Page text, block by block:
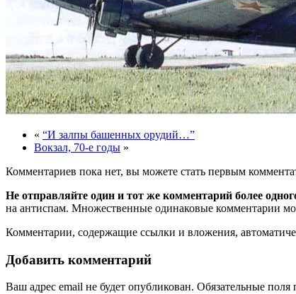
« “И залпы башенных орудий…”
Вокзал, 70-е годы »
Комментариев пока нет, вы можете стать первым
Не отправляйте один и тот же комментарий более
на антиспам. Множественные одинаковые комментарии
Комментарии, содержащие ссылки и вложения,
Добавить комментарий
Ваш адрес email не будет опубликован. Обязательные поля